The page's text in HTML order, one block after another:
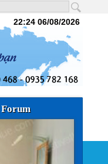
22:24 06/08/2026
Forum